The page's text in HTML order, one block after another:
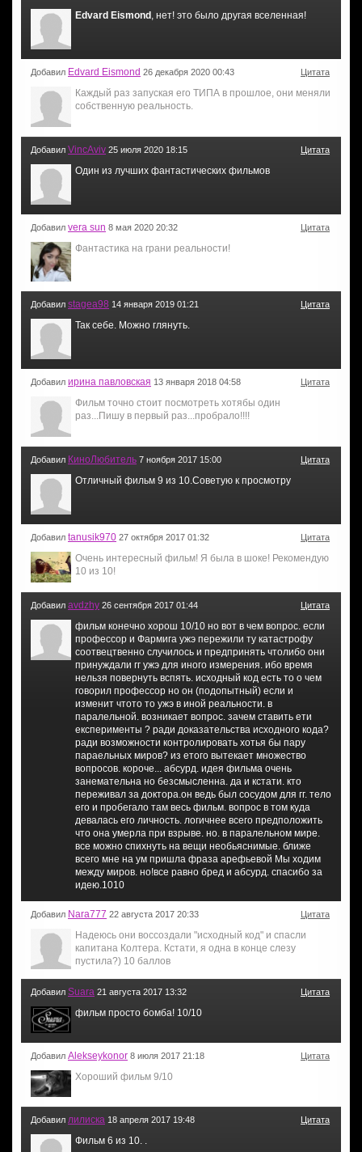
Edvard Eismond , нет! это было другая вселенная!
Добавил Edvard Eismond 26 декабря 2020 00:43 Цитата
Каждый раз запуская его ТИПА в прошлое, они меняли
собственную реальность.
Добавил VincAviv 25 июля 2020 18:15 Цитата
Один из лучших фантастических фильмов
Добавил vera sun 8 мая 2020 20:32 Цитата
Фантастика на грани реальности!
Добавил stagea98 14 января 2019 01:21 Цитата
Так себе. Можно глянуть.
Добавил ирина павловская 13 января 2018 04:58 Цитата
Фильм точно стоит посмотреть хотябы один
раз...Пишу в первый раз...пробрало!!!!
Добавил КиноЛюбитель 7 ноября 2017 15:00 Цитата
Отличный фильм 9 из 10.Советую к просмотру
Добавил tanusik970 27 октября 2017 01:32 Цитата
Очень интересный фильм! Я была в шоке! Рекомендую
10 из 10!
Добавил avdzhy 26 сентября 2017 01:44 Цитата
фильм конечно хорош 10/10 но вот в чем вопрос. если
профессор и Фармига ужэ пережили ту катастрофу
соотвецтвенно случилось и предпринять чтолибо они
принуждали гг ужэ для иного измерения. ибо время
нельзя повернуть вспять. исходный код есть то о чем
говорил профессор но он (подопытный) если и
изменит чтото то ужэ в иной реальности. в
паралельной. возникает вопрос. зачем ставить ети
експерименты ? ради доказательства исходного кода?
ради возможности контролировать хотья бы пару
параельных миров? из етого вытекает множество
вопросов. короче... абсурд. идея фильма очень
занемательна но безсмысленна. да и кстати. кто
переживал за доктора.он ведь был сосудом для гг. тело
его и пробегало там весь фильм. вопрос в том куда
девалась его личность. логичнее всего предположить
что она умерла при взрыве. но. в паралельном мире.
все можно спихнуть на вещи необьяснимые. ближе
всего мне на ум пришла фраза арефьевой Мы ходим
между миров. но!все равно бред и абсурд. спасибо за
идею.1010
Добавил Nara777 22 августа 2017 20:33 Цитата
Надеюсь они воссоздали "исходный код" и спасли
капитана Колтера. Кстати, я одна в конце слезу
пустила?) 10 баллов
Добавил Suara 21 августа 2017 13:32 Цитата
фильм просто бомба! 10/10
Добавил Alekseykonor 8 июля 2017 21:18 Цитата
Хороший фильм 9/10
Добавил лилиска 18 апреля 2017 19:48 Цитата
Фильм 6 из 10. .